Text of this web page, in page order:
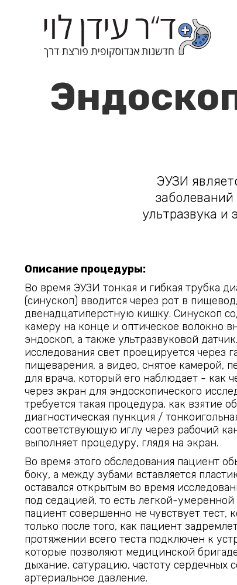
ЭУЗИ
ультразвука и
Описание процедуры:
Во время ЭУЗИ тонкая и гибкая трубка
(синускоп) вводится через рот в
двенадцатиперстную кишку. Синускоп
камеру на конце и оптическое волокно
эндоскоп, а также ультразвуковой
исследования свет проецируется через
пищеварения, а видео, снятое камерой,
для врача, который его наблюдает - как
через экран для эндоскопического
требуется такая процедура, как взятие
диагностическая пункция /
соответствующую иглу через рабочий
выполняет процедуру, глядя на экран.
Во время этого обследования пациент
боку, а между зубами вставляется
оставался открытым во время
под седацией, то есть легкой-
пациент совершенно не чувствует тест,
только после того, как пациент
протяжении всего теста подключен к
которые позволяют медицинской
дыхание, сатурацию, частоту сердечных
артериальное давление.